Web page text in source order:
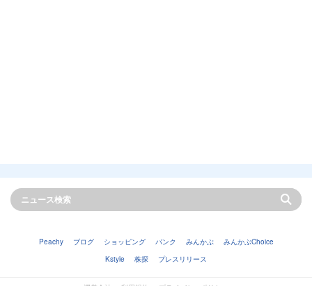
Peachy ブログ ショッピング バンク みんかぶ
みんかぶChoice
Kstyle
株探 プレスリリース